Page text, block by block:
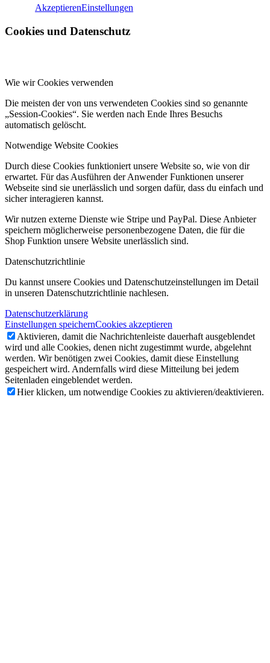
AkzeptierenEinstellungen
Cookies und Datenschutz
Wie wir Cookies verwenden
Die meisten der von uns verwendeten Cookies sind so genannte
„Session-Cookies“. Sie werden nach Ende Ihres Besuchs
automatisch gelöscht.
Notwendige Website Cookies
Durch diese Cookies funktioniert unsere Website so, wie von dir
erwartet. Für das Ausführen der Anwender Funktionen unserer
Webseite sind sie unerlässlich und sorgen dafür, dass du einfach und
sicher interagieren kannst.
Wir nutzen externe Dienste wie Stripe und PayPal. Diese Anbieter
speichern möglicherweise personenbezogene Daten, die für die
Shop Funktion unsere Website unerlässlich sind.
Datenschutzrichtlinie
Du kannst unsere Cookies und Datenschutzeinstellungen im Detail
in unseren Datenschutzrichtlinie nachlesen.
Datenschutzerklärung
Einstellungen speichernCookies akzeptieren
Aktivieren, damit die Nachrichtenleiste dauerhaft ausgeblendet
wird und alle Cookies, denen nicht zugestimmt wurde, abgelehnt
werden. Wir benötigen zwei Cookies, damit diese Einstellung
gespeichert wird. Andernfalls wird diese Mitteilung bei jedem
Seitenladen eingeblendet werden.
Hier klicken, um notwendige Cookies zu aktivieren/deaktivieren.